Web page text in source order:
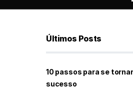
Últimos Posts
10 passos para se
sucesso